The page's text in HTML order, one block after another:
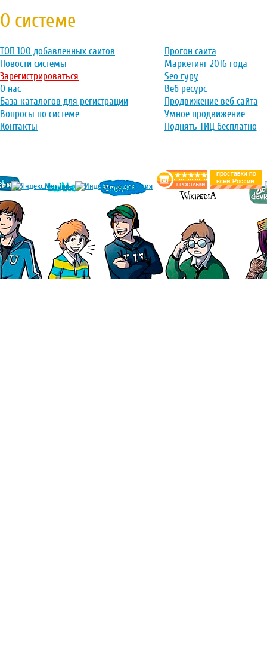
О системе
ТОП 100 добавленных сайтов
Новости системы
Зарегистрироваться
О нас
База каталогов для регистрации
Вопросы по системе
Контакты
Прогон сайта
Маркетинг 2016 года
Seo гуру
Веб ресурс
Продвижение веб сайта
Умное продвижение
Поднять ТИЦ бесплатно